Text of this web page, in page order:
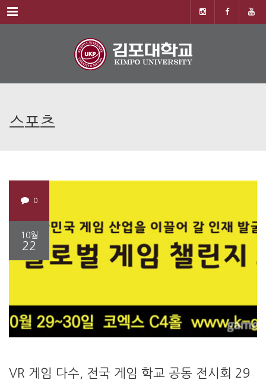
Menu
스포츠
0
10월
22
VR 게임 다수, 전국 게임 학교 공동 전시회 29